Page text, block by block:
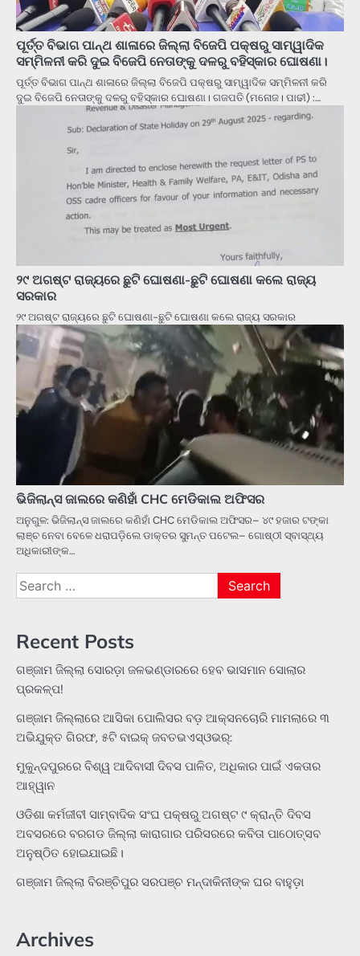
ପୂର୍ତ୍ତ ବିଭାଗ ପାନ୍ଥ ଶାଳାରେ ଜିଲ୍ଲା ବିଜେପି ପକ୍ଷରୁ ସାମ୍ୱାଦିକ
ସମ୍ମିଳନୀ କରି ଦୁଇ ବିଜେପି ନେତାଙ୍କୁ ଦଳରୁ ବହିସ୍କାର ଘୋଷଣା।
ପୂର୍ତ୍ତ ବିଭାଗ ପାନ୍ଥ ଶାଳାରେ ଜିଲ୍ଲା ବିଜେପି ପକ୍ଷରୁ ସାମ୍ୱାଦିକ ସମ୍ମିଳନୀ କରି
ଦୁଇ ବିଜେପି ନେତାଙ୍କୁ ଦଳରୁ ବହିସ୍କାର ଘୋଷଣା। ଗଜପତି (ମନୋଜ। ପାଢୀ) :…
୨୯ ଅଗଷ୍ଟ ରାଜ୍ୟରେ ଛୁଟି ଘୋଷଣା-ଛୁଟି ଘୋଷଣା କଲେ ରାଜ୍ୟ
ସରକାର
୨୯ ଅଗଷ୍ଟ ରାଜ୍ୟରେ ଛୁଟି ଘୋଷଣା-ଛୁଟି ଘୋଷଣା କଲେ ରାଜ୍ୟ ସରକାର
ଭିଜିଲାନ୍ସ ଜାଲରେ କଣିହାଁ CHC ମେଡିକାଲ ଅଫିସର
ଅନୁଗୁଳ: ଭିଜିଲାନ୍ସ ଜାଲରେ କଣିହାଁ CHC ମେଡିକାଲ ଅଫିସର– ୪୯ ହଜାର ଟଙ୍କା
ଲାଞ୍ଚ ନେବା ବେଳେ ଧରାପଡ଼ିଲେ ଡାକ୍ତର ସୁମନ୍ତ ପଟେଲ– ଗୋଷ୍ଠୀ ସ୍ବାସ୍ଥ୍ୟ
ଅଧିକାରୀଙ୍କ…
Search
for:
Recent Posts
ଗଞ୍ଜାମ ଜିଲ୍ଲା ସୋରଡ଼ା ଜଳଭଣ୍ଡାରରେ ହେବ ଭାସମାନ ସୋଲାର
ପ୍ରକଳ୍ପ!
ଗଞ୍ଜାମ ଜିଲ୍ଲାରେ ଆସିକା ପୋଲିସର ବଡ଼ ଆକ୍ସନଚୋରି ମାମଲାରେ ୩
ଅଭିଯୁକ୍ତ ଗିରଫ, ୫ଟି ବାଇକ୍ ଜବତଭଏସ୍‌ଓଭର୍:
ମୁକୁନ୍ଦପୁରରେ ବିଶ୍ୱ ଆଦିବାସୀ ଦିବସ ପାଳିତ, ଅଧିକାର ପାଇଁ ଏକତାର
ଆହ୍ୱାନ
ଓଡିଶା କର୍ମଜୀବୀ ସାମ୍ବାଦିକ ସଂଘ ପକ୍ଷରୁ ଅଗଷ୍ଟ ୯ କ୍ରାନ୍ତି ଦିବସ
ଅବସରରେ ବରଗଡ ଜିଲ୍ଲା କାରାଗାର ପରିସରରେ କବିତା ପାଠୋତ୍ସବ
ଅନୁଷ୍ଠିତ ହୋଇଯାଇଛି।
ଗଞ୍ଜାମ ଜିଲ୍ଲା ବିରଞ୍ଚିପୁର ସରପଞ୍ଚ ମନ୍ଦାକିନୀଙ୍କ ଘର ବାହୁଡ଼ା
Archives